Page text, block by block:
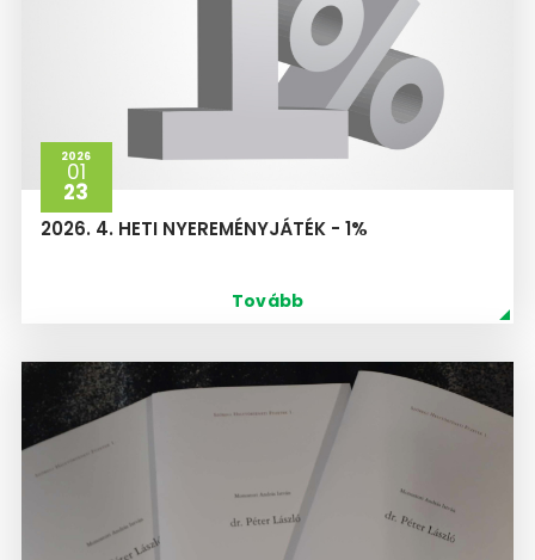
2026
01
23
2026. 4. HETI NYEREMÉNYJÁTÉK - 1%
Tovább